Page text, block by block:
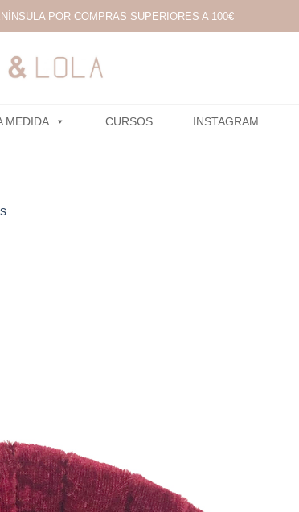
POR COMPRAS SUPERIORES A 100€
MEDIDA CURSOS INSTAGRAM